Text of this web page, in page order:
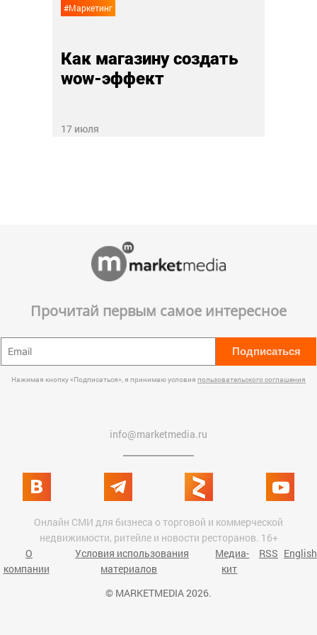
#Маркетинг
Как магазину создать
wow-эффект
17 июля
Прочитай первым самое интересное
Подписаться
Нажимая кнопку «Подписаться», я принимаю условия пользовательского соглашения
info@marketmedia.ru
Онлайн СМИ для бизнеса о торговой и коммерческой
недвижимости, ритейле и новости ресторанов. 16+
О
компании
Условия использования
материалов
Медиа-
кит
RSS English
© MARKETMEDIA 2026.